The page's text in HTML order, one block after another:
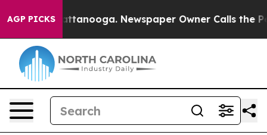
AGP PICKS
in Chattanooga. Newspaper Owner Calls the